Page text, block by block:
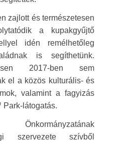
zajlott és természetesen
a kupakgyűjtő
idén remélhetőleg
is segíthetünk.
2017-ben sem
el a közös kulturális- és
valamint a fagyizás
látogatás.
szervezete szívből